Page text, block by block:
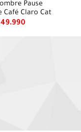
Pause
Café Claro Cat
49.990